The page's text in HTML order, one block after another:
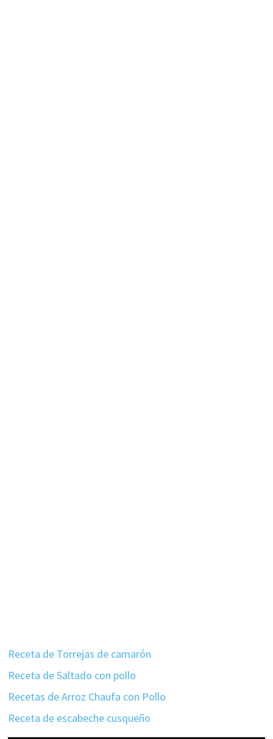
Receta de Torrejas de camarón
Receta de Saltado con pollo
Recetas de Arroz Chaufa con Pollo
Receta de escabeche cusqueño